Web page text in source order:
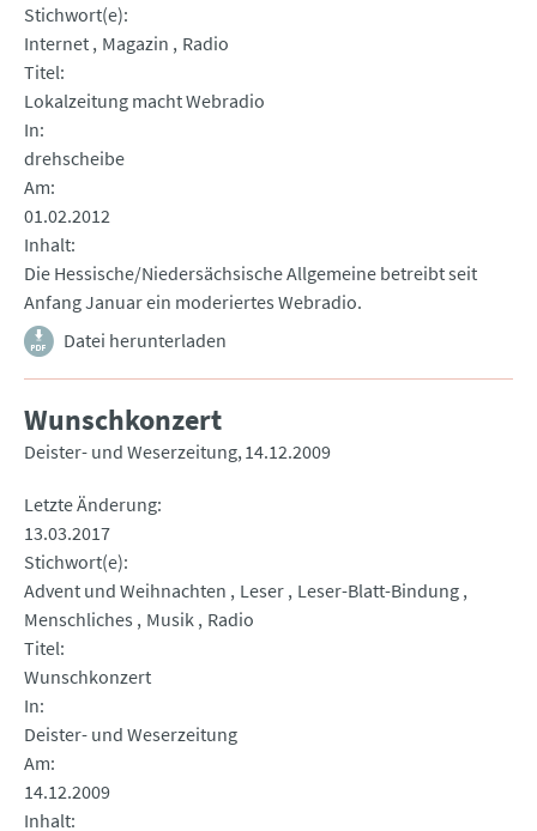
Stichwort(e)
Internet Magazin
Radio
Titel
Lokalzeitung macht Webradio
In
drehscheibe
Am
01.02.2012
Inhalt
Die Hessische/Niedersächsische Allgemeine betreibt seit
Anfang Januar ein moderiertes Webradio.
Datei herunterladen
Wunschkonzert
Deister- und Weserzeitung 14.12.2009
Letzte Änderung
13.03.2017
Stichwort(e)
Advent und Weihnachten
Leser Leser-Blatt-Bindung
Menschliches
Musik Radio
Titel
Wunschkonzert
In
Deister- und Weserzeitung
Am
14.12.2009
Inhalt